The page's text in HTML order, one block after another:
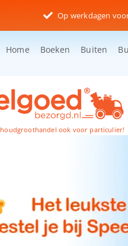
Op werkdagen
Home Boeken Buiten
ook voor particulier!